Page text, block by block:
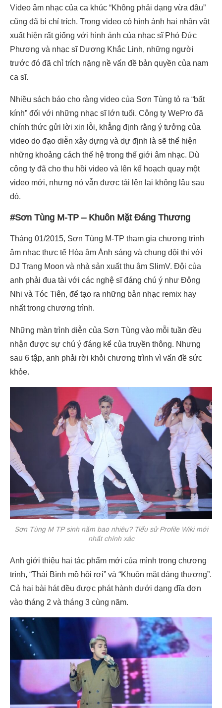
Video âm nhạc của ca khúc “Không phải dạng vừa đâu”
cũng đã bị chỉ trích. Trong video có hình ảnh hai nhân vật
xuất hiện rất giống với hình ảnh của nhạc sĩ Phó Đức
Phương và nhạc sĩ Dương Khắc Linh, những người
trước đó đã chỉ trích nặng nề vấn đề bản quyền của nam
ca sĩ.
Nhiều sách báo cho rằng video của Sơn Tùng tỏ ra “bất
kính” đối với những nhạc sĩ lớn tuổi. Công ty WePro đã
chính thức gửi lời xin lỗi, khẳng định rằng ý tưởng của
video do đạo diễn xây dựng và dự định là sẽ thể hiện
những khoảng cách thế hệ trong thế giới âm nhạc. Dù
công ty đã cho thu hồi video và lên kế hoạch quay một
video mới, nhưng nó vẫn được tải lên lại không lâu sau
đó.
#Sơn Tùng M-TP – Khuôn Mặt Đáng Thương
Tháng 01/2015, Sơn Tùng M-TP tham gia chương trình
âm nhạc thực tế Hòa âm Ánh sáng và chung đội thi với
DJ Trang Moon và nhà sản xuất thu âm SlimV. Đội của
anh phải đua tài với các nghệ sĩ đáng chú ý như Đông
Nhi và Tóc Tiên, để tạo ra những bản nhạc remix hay
nhất trong chương trình.
Những màn trình diễn của Sơn Tùng vào mỗi tuần đều
nhận được sự chú ý đáng kể của truyền thông. Nhưng
sau 6 tập, anh phải rời khỏi chương trình vì vấn đề sức
khỏe.
Sơn Tùng M TP sinh năm bao nhiêu? Tiểu sử Profile Wiki mới
nhất chính xác
Anh giới thiệu hai tác phẩm mới của mình trong chương
trình, “Thái Bình mồ hôi rơi” và “Khuôn mặt đáng thương”.
Cả hai bài hát đều được phát hành dưới dạng đĩa đơn
vào tháng 2 và tháng 3 cùng năm.